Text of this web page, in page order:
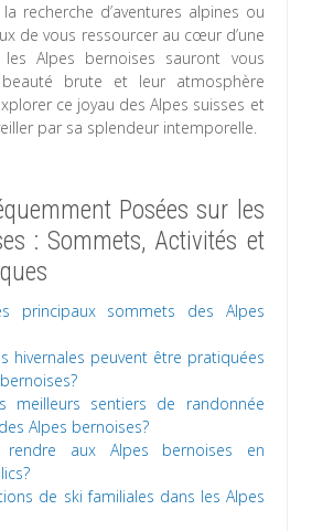
recherche d’aventures alpines ou
de vous ressourcer au cœur d’une
les Alpes bernoises sauront vous
brute et leur atmosphère
ce joyau des Alpes suisses et
par sa splendeur intemporelle.
Posées sur les
: Sommets, Activités et
principaux sommets des Alpes
hivernales peuvent être pratiquées
meilleurs sentiers de randonnée
Alpes bernoises?
rendre aux Alpes bernoises en
de ski familiales dans les Alpes